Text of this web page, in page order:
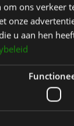
langere
ideaal
om ons verkeer
onze
u aan hen